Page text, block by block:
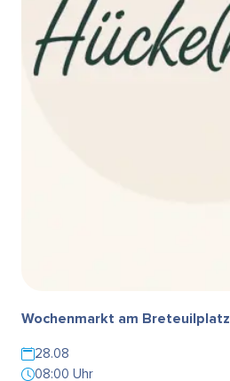
Wochenmarkt am Breteuilplatz
28.08
08:00 Uhr